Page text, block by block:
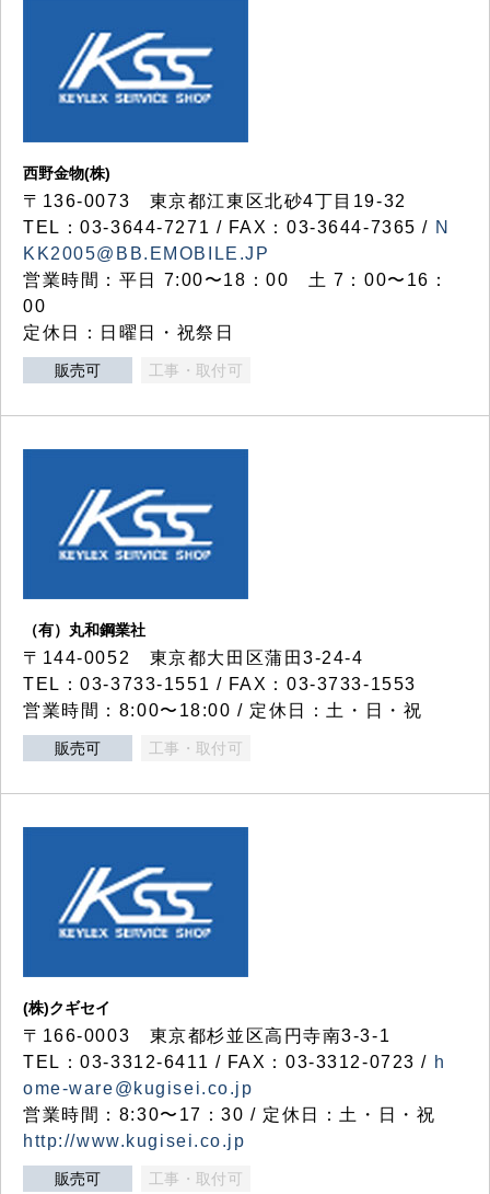
西野金物(株)
〒136-0073 東京都江東区北砂4丁目19-32
TEL：03‐3644‐7271 / FAX：03-3644-7365 / N
KK2005@BB.EMOBILE.JP
営業時間：平日 7:00〜18：00 土 7：00〜16：
00
定休日：日曜日・祝祭日
販売可 工事・取付可
（有）丸和鋼業社
〒144-0052 東京都大田区蒲田3-24-4
TEL：03-3733-1551 / FAX：03-3733-1553
営業時間：8:00〜18:00 / 定休日：土・日・祝
販売可 工事・取付可
(株)クギセイ
〒166-0003 東京都杉並区高円寺南3-3-1
TEL：03-3312-6411 / FAX：03-3312-0723 / h
ome-ware@kugisei.co.jp
営業時間：8:30〜17：30 / 定休日：土・日・祝
http://www.kugisei.co.jp
販売可 工事・取付可